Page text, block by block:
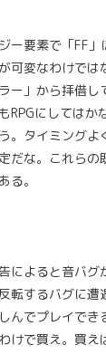
ー要素で「FF
可変なわけで
ー」から拝借
RPGにしては
。タイミング
だな。これら
る。
によると音バ
転するバグに
んでプレイで
けで買え。買え